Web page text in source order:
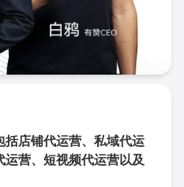
店铺代运营、私域代运
营、短视频代运营以及